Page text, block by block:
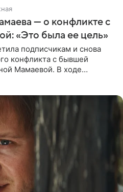
— о конфликте с
«Это была ее цель»
подписчикам и снова
конфликта с бывшей
Мамаевой. В ходе